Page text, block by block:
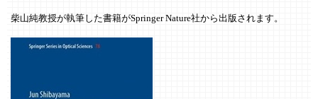
柴山純教授が執筆した書籍がSpringer Nature社から出版されます。